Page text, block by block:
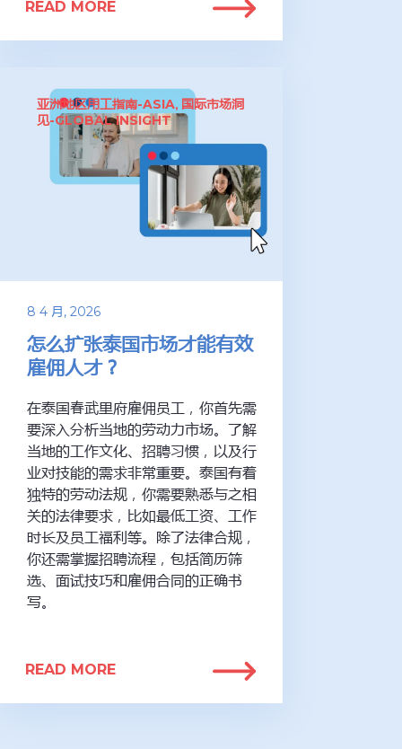
READ MORE
亚洲地区用工指南-ASIA, 国际市场洞
见-GLOBAL INSIGHT
8 4 月, 2026
怎么扩张泰国市场才能有效
雇佣人才？
在泰国春武里府雇佣员工，你首先需
要深入分析当地的劳动力市场。了解
当地的工作文化、招聘习惯，以及行
业对技能的需求非常重要。泰国有着
独特的劳动法规，你需要熟悉与之相
关的法律要求，比如最低工资、工作
时长及员工福利等。除了法律合规，
你还需掌握招聘流程，包括简历筛
选、面试技巧和雇佣合同的正确书
写。
READ MORE